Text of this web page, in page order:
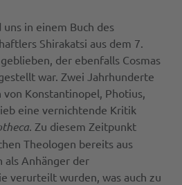
in einem Buch des
Shirakatsi aus dem 7.
der ebenfalls Cosmas
war. Zwei Jahrhunderte
Konstantinopel, Photius,
eine vernichtende Kritik
. Zu diesem Zeitpunkt
Theologen bereits aus
als Anhänger der
verurteilt wurden, was auch zu